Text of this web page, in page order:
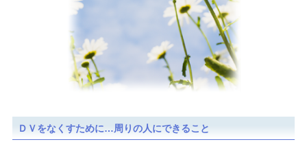
ＤＶをなくすために…周りの人にできること